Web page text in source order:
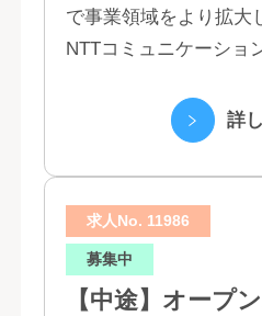
で事業領域をより拡大
NTTコミュニケーショ
たちは、クラウド、ネ
リティといっ...
詳
求人No. 11986
募集中
【中途】オープン